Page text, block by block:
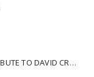
AAVV LONG TIME GONE - A TRIBUTE TO DAVID CROSBY